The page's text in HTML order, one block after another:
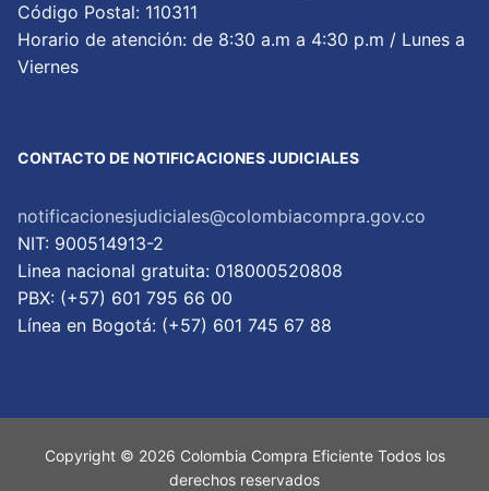
Código Postal: 110311
Horario de atención: de 8:30 a.m a 4:30 p.m / Lunes a
Viernes
CONTACTO DE NOTIFICACIONES JUDICIALES
notificacionesjudiciales@colombiacompra.gov.co
NIT: 900514913-2
Linea nacional gratuita: 018000520808
PBX: (+57) 601 795 66 00
Lí­nea en Bogotá: (+57) 601 745 67 88
Copyright © 2026 Colombia Compra Eficiente Todos los
derechos reservados